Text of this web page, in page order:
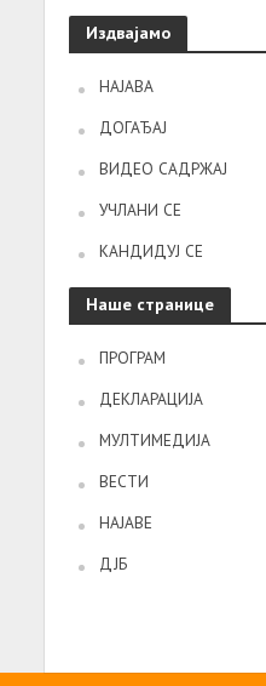
Издвајамо
НАЈАВА
ДОГАЂАЈ
ВИДЕО САДРЖАЈ
УЧЛАНИ СЕ
КАНДИДУЈ СЕ
Наше странице
ПРОГРАМ
ДЕКЛАРАЦИЈА
МУЛТИМЕДИЈА
ВЕСТИ
НАЈАВЕ
ДЈБ